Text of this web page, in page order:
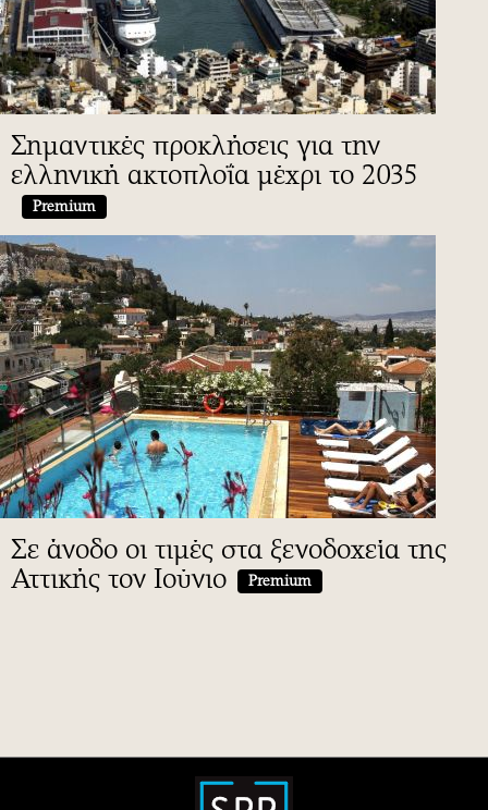
Σημαντικές προκλήσεις για την
ελληνική ακτοπλοΐα μέχρι το 2035
Premium
Σε άνοδο οι τιμές στα ξενοδοχεία της
Αττικής τον Ιούνιο
Premium